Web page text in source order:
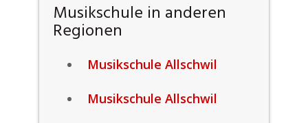
Musikschule in anderen
Regionen
Musikschule Allschwil
Musikschule Allschwil